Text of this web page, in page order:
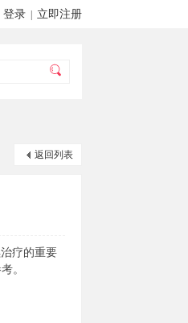
登录 立即注册
返回列表
疗的重要
。